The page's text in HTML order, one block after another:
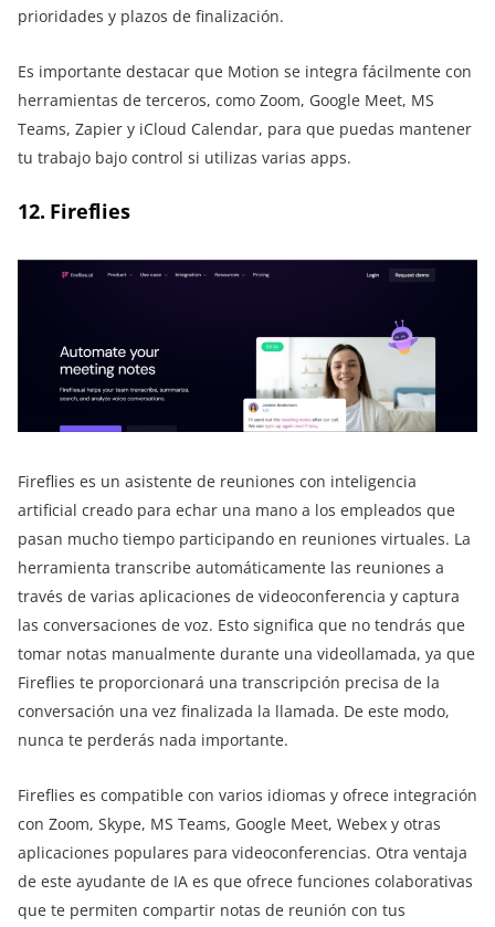
prioridades y plazos de finalización.
Es importante destacar que Motion se integra fácilmente con
herramientas de terceros, como Zoom, Google Meet, MS
Teams, Zapier y iCloud Calendar, para que puedas mantener
tu trabajo bajo control si utilizas varias apps.
12. Fireflies
Fireflies es un asistente de reuniones con inteligencia
artificial creado para echar una mano a los empleados que
pasan mucho tiempo participando en reuniones virtuales. La
herramienta transcribe automáticamente las reuniones a
través de varias aplicaciones de videoconferencia y captura
las conversaciones de voz. Esto significa que no tendrás que
tomar notas manualmente durante una videollamada, ya que
Fireflies te proporcionará una transcripción precisa de la
conversación una vez finalizada la llamada. De este modo,
nunca te perderás nada importante.
Fireflies es compatible con varios idiomas y ofrece integración
con Zoom, Skype, MS Teams, Google Meet, Webex y otras
aplicaciones populares para videoconferencias. Otra ventaja
de este ayudante de IA es que ofrece funciones colaborativas
que te permiten compartir notas de reunión con tus